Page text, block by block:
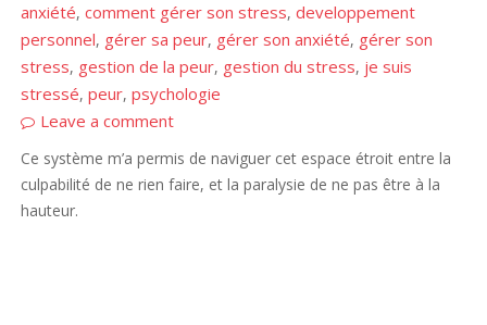
anxiété,comment gérer son stress,developpement
personnel, gérer sa peur, gérer son anxiété, gérer son
stress, gestion de la peur, gestion du stress, je suis
stressé,peur,psychologie
Leave a comment
Ce système m’a permis de naviguer cet espace étroit entre la
culpabilité de ne rien faire, et la paralysie de ne pas être à la
hauteur.